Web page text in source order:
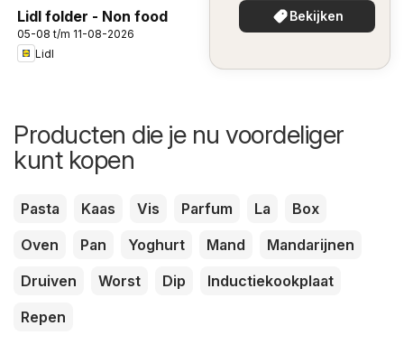
Lidl folder - Non food
05-08 t/m 11-08-2026
Lidl
Bekijken
Producten die je nu voordeliger
kunt kopen
Pasta Kaas Vis Parfum La
Box
Oven
Pan Yoghurt Mand
Mandarijnen
Druiven
Worst Dip
Inductiekookplaat
Repen